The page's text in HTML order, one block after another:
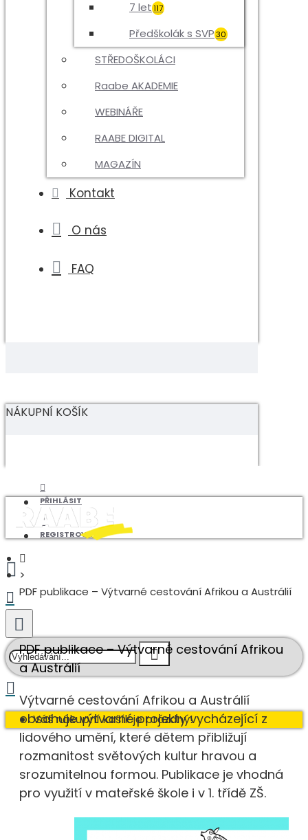
7 let117
Předškolák s SVP30
STŘEDOŠKOLÁCI
Raabe AKADEMIE
WEBINÁŘE
RAABE DIGITAL
MAGAZÍN
Kontakt
O nás
FAQ
NÁKUPNÍ KOŠÍK
PŘIHLÁSIT
REGISTROVAT
Váš nákupní košík je prázdný!
PDF publikace – Výtvarné cestování Afrikou a Austrálií
PDF publikace – Výtvarné cestování Afrikou
a Austrálií
Výtvarné cestování Afrikou a Austrálií
obsahuje výtvarné projekty vycházející z
lidového umění, které dětem přibližují
rozmanitost světových kultur hravou a
srozumitelnou formou. Publikace je vhodná
pro využití v mateřské škole i v 1. třídě ZŠ.